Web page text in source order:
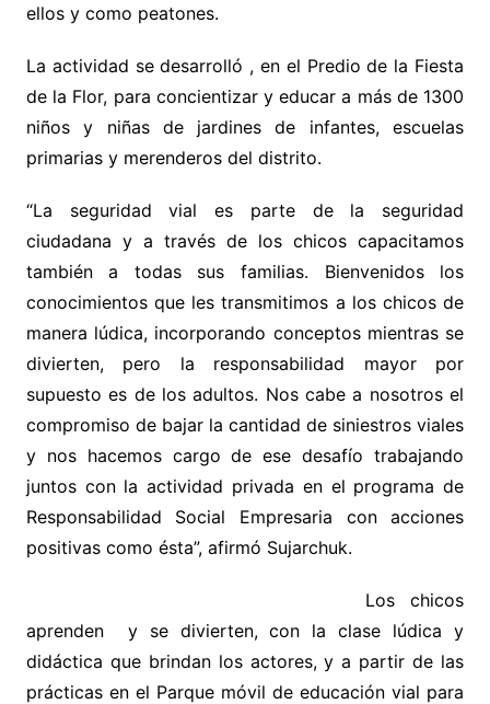
ellos y como peatones.
La actividad se desarrolló , en el Predio de la Fiesta
de la Flor, para concientizar y educar a más de 1300
niños y niñas de jardines de infantes, escuelas
primarias y merenderos del distrito.
“La seguridad vial es parte de la seguridad
ciudadana y a través de los chicos capacitamos
también a todas sus familias. Bienvenidos los
conocimientos que les transmitimos a los chicos de
manera lúdica, incorporando conceptos mientras se
divierten, pero la responsabilidad mayor por
supuesto es de los adultos. Nos cabe a nosotros el
compromiso de bajar la cantidad de siniestros viales
y nos hacemos cargo de ese desafío trabajando
juntos con la actividad privada en el programa de
Responsabilidad Social Empresaria con acciones
positivas como ésta”, afirmó Sujarchuk.
Los chicos
aprenden y se divierten, con la clase lúdica y
didáctica que brindan los actores, y a partir de las
prácticas en el Parque móvil de educación vial para